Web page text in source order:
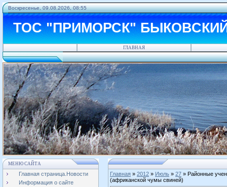
Воскресенье, 09.08.2026, 08:55
ТОС "ПРИМОРСК"
ГЛАВНАЯ
МЕНЮ САЙТА
Главная страница.Новости
Информация о сайте
Главная » 2012 » Июль » 27 » Районные
(африканской чумы свиней)